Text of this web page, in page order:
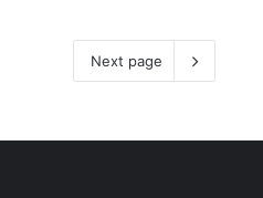
Next page